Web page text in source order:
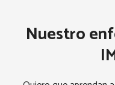
Nuestro